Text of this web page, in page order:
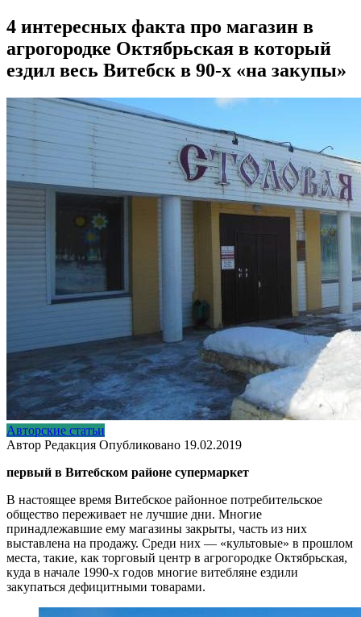
4 интересных факта про магазин в
агрогородке Октябрьская в который
ездил весь Витебск в 90-х «на закупы»
Авторские статьи
Автор Редакция Опубликовано 19.02.2019
первый в Витебском районе супермаркет
В настоящее время Витебское районное потребительское
общество переживает не лучшие дни. Многие
принадлежавшие ему магазины закрыты, часть из них
выставлена на продажу. Среди них — «культовые» в прошлом
места, такие, как торговый центр в агрогородке Октябрьская,
куда в начале 1990-х годов многие витебляне ездили
закупаться дефицитными товарами.